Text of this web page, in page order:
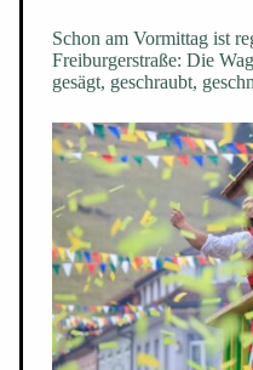
Schon am Vormittag ist
Freiburgerstraße: Die
gesägt, geschraubt,